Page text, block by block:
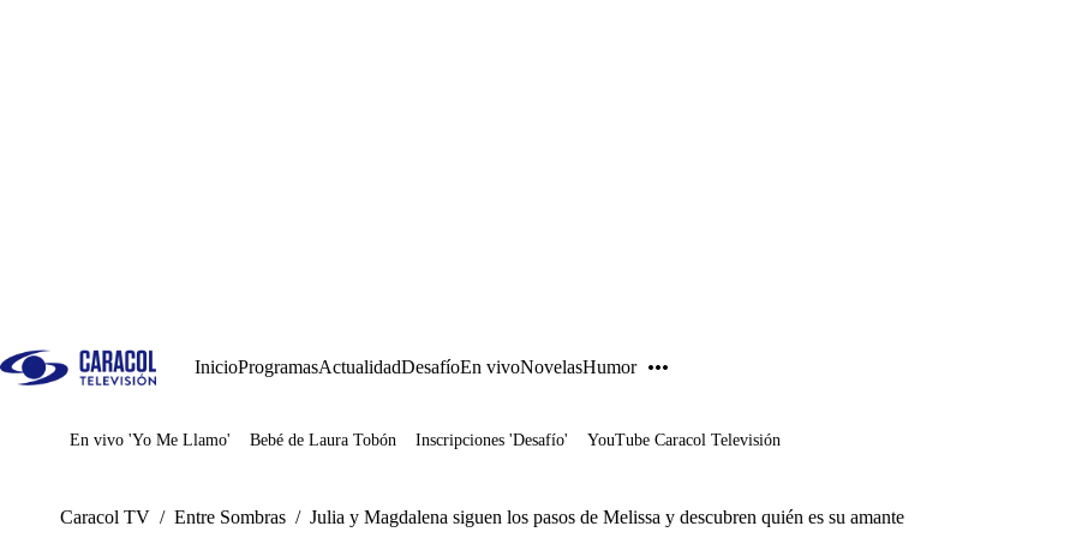
InicioProgramasActualidadDesafíoEn vivoNovelasHumor
Juegos
En vivo 'Yo Me Llamo' Bebé de Laura Tobón Inscripciones 'Desafío' YouTube Caracol Televisión
Caracol TV / Entre Sombras / Julia y Magdalena siguen los pasos de Melissa y descubren quién es su amante